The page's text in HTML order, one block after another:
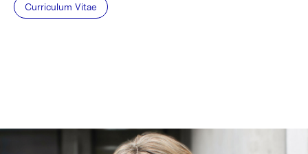
Curriculum Vitae